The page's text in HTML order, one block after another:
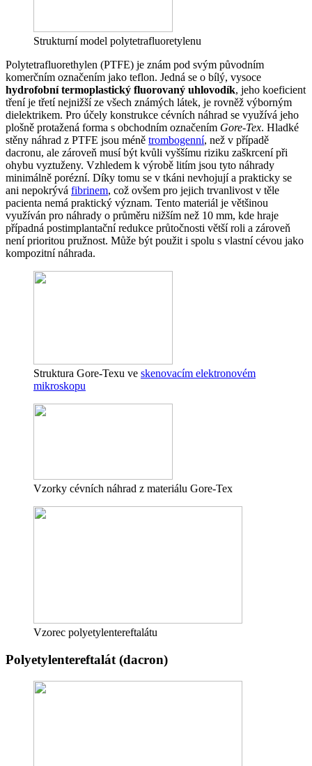
Strukturní model polytetrafluoretylenu
Polytetrafluorethylen (PTFE) je znám pod svým původním
komerčním označením jako teflon. Jedná se o bílý, vysoce
hydrofobní termoplastický fluorovaný uhlovodík, jeho koeficient
tření je třetí nejnižší ze všech známých látek, je rovněž výborným
dielektrikem. Pro účely konstrukce cévních náhrad se využívá jeho
plošně protažená forma s obchodním označením Gore-Tex. Hladké
stěny náhrad z PTFE jsou méně trombogenní, než v případě
dacronu, ale zároveň musí být kvůli vyššímu riziku zaškrcení při
ohybu vyztuženy. Vzhledem k výrobě litím jsou tyto náhrady
minimálně porézní. Díky tomu se v tkáni nevhojují a prakticky se
ani nepokrývá fibrinem, což ovšem pro jejich trvanlivost v těle
pacienta nemá praktický význam. Tento materiál je většinou
využíván pro náhrady o průměru nižším než 10 mm, kde hraje
případná postimplantační redukce průtočnosti větší roli a zároveň
není prioritou pružnost. Může být použit i spolu s vlastní cévou jako
kompozitní náhrada.
Struktura Gore-Texu ve skenovacím elektronovém
mikroskopu
Vzorky cévních náhrad z materiálu Gore-Tex
Vzorec polyetylentereftalátu
Polyetylentereftalát (dacron)